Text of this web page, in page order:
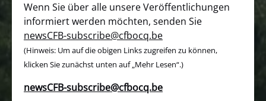
Wenn Sie über alle unsere Veröffentlichungen
informiert werden möchten, senden Sie
newsCFB-subscribe@cfbocq.be
(Hinweis: Um auf die obigen Links zugreifen zu können,
klicken Sie zunächst unten auf „Mehr Lesen“.)
newsCFB-subscribe@cfbocq.be